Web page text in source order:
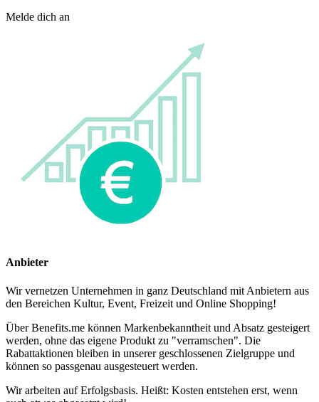
Melde dich an
Anbieter
Wir vernetzen Unternehmen in ganz Deutschland mit Anbietern aus
den Bereichen Kultur, Event, Freizeit und Online Shopping!
Über Benefits.me können Markenbekanntheit und Absatz gesteigert
werden, ohne das eigene Produkt zu "verramschen". Die
Rabattaktionen bleiben in unserer geschlossenen Zielgruppe und
können so passgenau ausgesteuert werden.
Wir arbeiten auf Erfolgsbasis. Heißt: Kosten entstehen erst, wenn